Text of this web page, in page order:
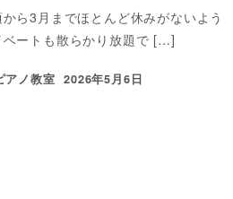
ら3月までほとんど休みがないよう
ベートも散らかり放題で […]
アノ教室 2026年5月6日